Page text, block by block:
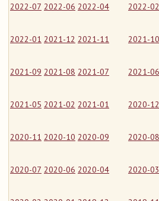
2022-07 2022-06 2022-04 2022-02
2022-01 2021-12 2021-11 2021-10
2021-09 2021-08 2021-07 2021-06
2021-05 2021-02 2021-01 2020-12
2020-11 2020-10 2020-09 2020-08
2020-07 2020-06 2020-04 2020-03